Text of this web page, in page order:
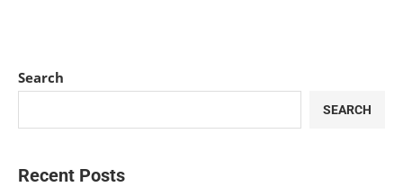
Search
SEARCH
Recent Posts